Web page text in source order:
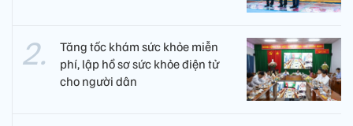
Tăng tốc khám sức khỏe miễn
phí, lập hồ sơ sức khỏe điện tử
cho người dân